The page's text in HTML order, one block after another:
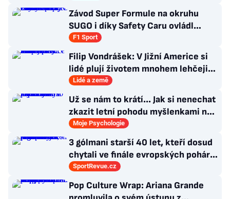
Závod Super Formule na okruhu
SUGO i díky Safety Caru ovládl
Fukuzumi. Staněk po chybě nedojel
F1 Sport
Filip Vondrášek: V Jižní Americe si
lidé plují životem mnohem lehčeji,
věci tolik neřeší
Lidé a země
Už se nám to krátí... Jak si nenechat
zkazit letní pohodu myšlenkami na
zářijový zápřah?
Moje Psychologie
3 gólmani starší 40 let, kteří dosud
chytali ve finále evropských pohárů.
Všichni odešli ze hřiště jako
poražení
SportRevue.cz
Pop Culture Wrap: Ariana Grande